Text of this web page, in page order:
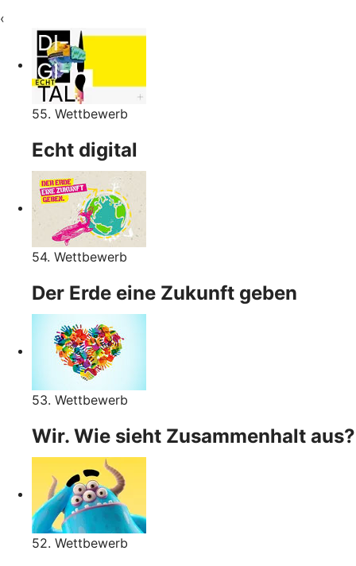
‹
55. Wettbewerb
Echt digital
54. Wettbewerb
Der Erde eine Zukunft geben
53. Wettbewerb
Wir. Wie sieht Zusammenhalt aus?
52. Wettbewerb